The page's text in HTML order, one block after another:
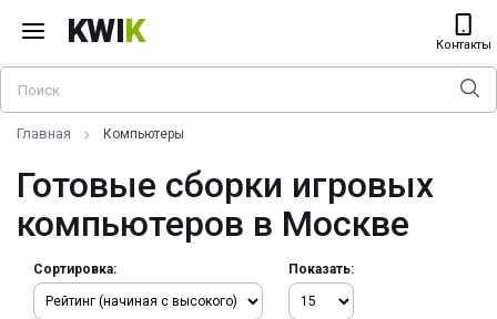
KWIK Контакты
Главная Компьютеры
Готовые сборки игровых
компьютеров в Москве
Сортировка: Показать: